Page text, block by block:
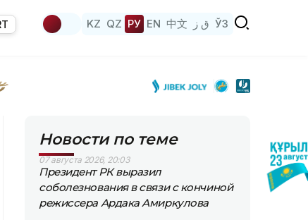
KZ QZ РУ EN 中文 ق ز ЎЗ
Новости по теме
07 августа 2026, 20:03
Президент РК выразил
соболезнования в связи с кончиной
режиссера Ардака Амиркулова